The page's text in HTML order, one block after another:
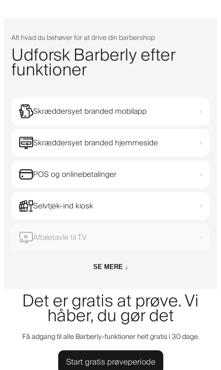
Alt hvad du behøver for at drive din barbershop
Udforsk Barberly efter
funktioner
Skræddersyet branded mobilapp ›
Skræddersyet branded hjemmeside ›
POS og onlinebetalinger ›
Selvtjek-ind kiosk ›
Aftaletavle til TV ›
SE MERE ↓
Det er gratis at prøve. Vi
håber, du gør det
Få adgang til alle Barberly-funktioner helt gratis i 30 dage.
Start gratis prøveperiode